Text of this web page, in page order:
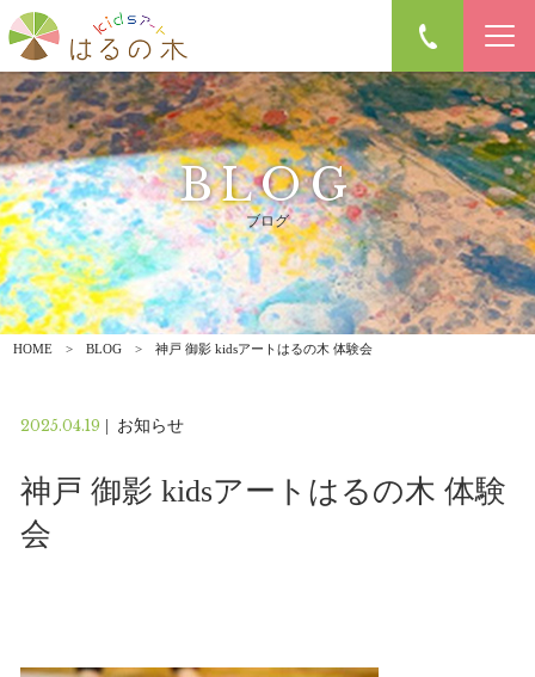
BLOG
ブログ
HOME BLOG 神戸 御影 kidsアートはるの木 体験会
2025.04.19 お知らせ
神戸 御影 kidsアートはるの木 体験
会